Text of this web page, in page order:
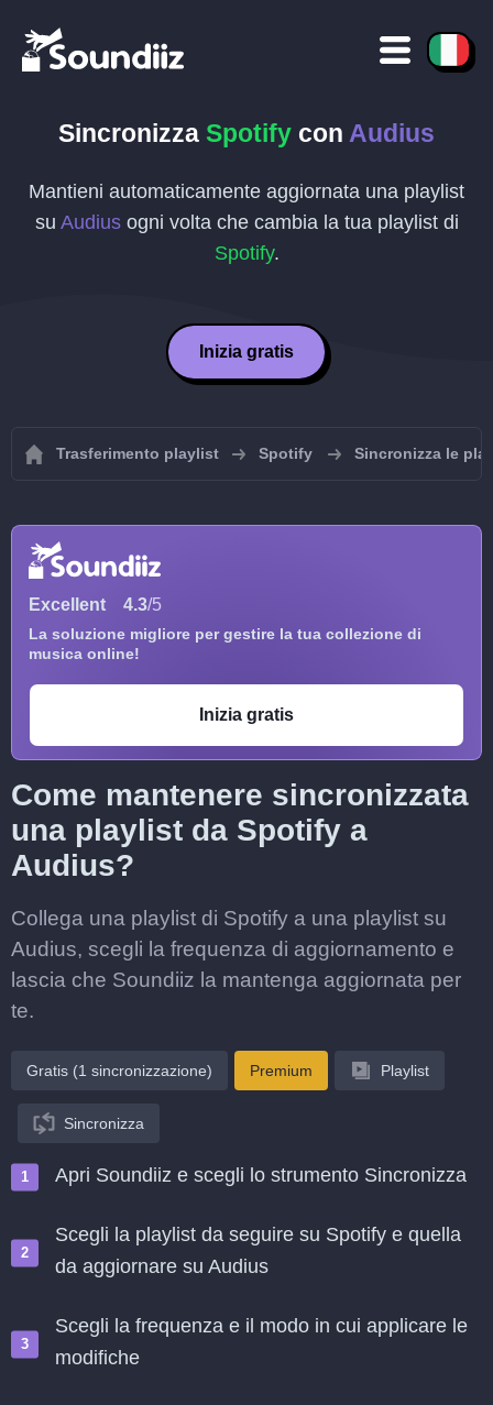
Sincronizza Spotify con Audius
Mantieni automaticamente aggiornata una playlist
su Audiusogni volta che cambia la tua playlist di
Spotify.
Inizia gratis
Trasferimento playlist Spotify Sincronizza le
Excellent 4.3/5
La soluzione migliore per gestire la tua collezione di
musica online!
Inizia gratis
Come mantenere sincronizzata
una playlist da Spotify a
Audius?
Collega una playlist di Spotify a una playlist su
Audius, scegli la frequenza di aggiornamento e
lascia che Soundiiz la mantenga aggiornata per
te.
Gratis (1 sincronizzazione) Premium Playlist
Sincronizza
Apri Soundiiz e scegli lo strumento Sincronizza
Scegli la playlist da seguire su Spotify e quella
da aggiornare su Audius
Scegli la frequenza e il modo in cui applicare le
modifiche